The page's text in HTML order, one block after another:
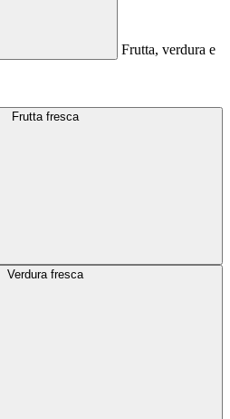
Frutta, verdura e
Frutta fresca
Verdura fresca